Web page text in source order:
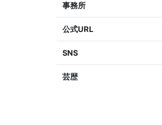
事務所
公式URL
SNS
芸歴